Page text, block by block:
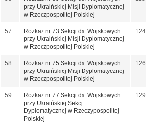
przy Ukraińskiej Misji Dyplomatycznej
w Rzeczpospolitej Polskiej
57
Rozkaz nr 73 Sekcji ds. Wojskowych
przy Ukraińskiej Misji Dyplomatycznej
w Rzeczpospolitej Polskiej
124
58
Rozkaz nr 75 Sekcji ds. Wojskowych
przy Ukraińskiej Misji Dyplomatycznej
w Rzeczpospolitej Polskiej
126
59
Rozkaz nr 77 Sekcji ds. Wojskowych
przy Ukraińskiej Sekcji
Dyplomatycznej w Rzeczypospolitej
Polskiej
129